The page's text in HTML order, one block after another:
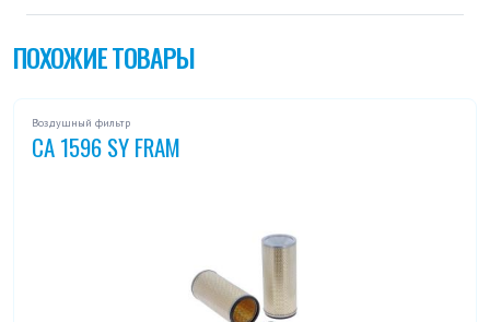
ПОХОЖИЕ ТОВАРЫ
Воздушный фильтр
CA 1596 SY FRAM